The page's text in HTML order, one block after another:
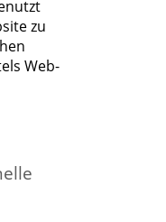
zu
Web-